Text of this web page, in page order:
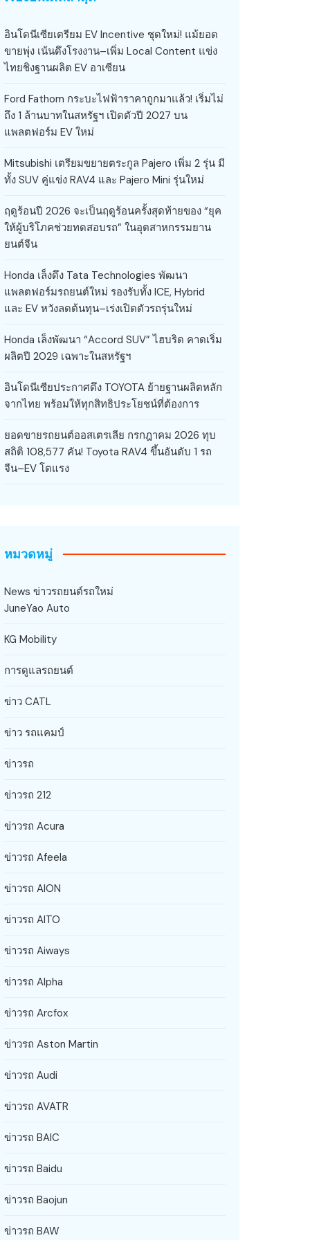
อินโดนีเซียเตรียม EV Incentive ชุดใหม่! แม้ยอด
ขายพุ่ง เน้นดึงโรงงาน–เพิ่ม Local Content แข่ง
ไทยชิงฐานผลิต EV อาเซียน
Ford Fathom กระบะไฟฟ้าราคาถูกมาแล้ว! เริ่มไม่
ถึง 1 ล้านบาทในสหรัฐฯ เปิดตัวปี 2027 บน
แพลตฟอร์ม EV ใหม่
Mitsubishi เตรียมขยายตระกูล Pajero เพิ่ม 2 รุ่น มี
ทั้ง SUV คู่แข่ง RAV4 และ Pajero Mini รุ่นใหม่
ฤดูร้อนปี 2026 จะเป็นฤดูร้อนครั้งสุดท้ายของ “ยุค
ให้ผู้บริโภคช่วยทดสอบรถ” ในอุตสาหกรรมยาน
ยนต์จีน
Honda เล็งดึง Tata Technologies พัฒนา
แพลตฟอร์มรถยนต์ใหม่ รองรับทั้ง ICE, Hybrid
และ EV หวังลดต้นทุน–เร่งเปิดตัวรถรุ่นใหม่
Honda เล็งพัฒนา “Accord SUV” ไฮบริด คาดเริ่ม
ผลิตปี 2029 เฉพาะในสหรัฐฯ
อินโดนีเซียประกาศดึง TOYOTA ย้ายฐานผลิตหลัก
จากไทย พร้อมให้ทุกสิทธิประโยชน์ที่ต้องการ
ยอดขายรถยนต์ออสเตรเลีย กรกฎาคม 2026 ทุบ
สถิติ 108,577 คัน! Toyota RAV4 ขึ้นอันดับ 1 รถ
จีน–EV โตแรง
หมวดหมู่
News ข่าวรถยนต์รถใหม่
JuneYao Auto
KG Mobility
การดูแลรถยนต์
ข่าว CATL
ข่าว รถแคมป์
ข่าวรถ
ข่าวรถ 212
ข่าวรถ Acura
ข่าวรถ Afeela
ข่าวรถ AION
ข่าวรถ AITO
ข่าวรถ Aiways
ข่าวรถ Alpha
ข่าวรถ Arcfox
ข่าวรถ Aston Martin
ข่าวรถ Audi
ข่าวรถ AVATR
ข่าวรถ BAIC
ข่าวรถ Baidu
ข่าวรถ Baojun
ข่าวรถ BAW